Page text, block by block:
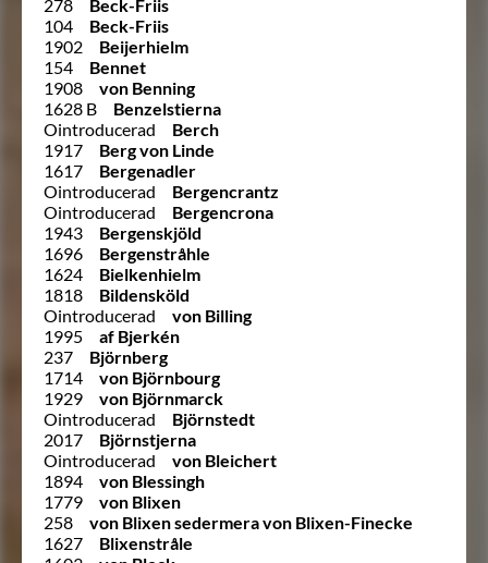
278
Beck-Friis
104
Beck-Friis
1902
Beijerhielm
154
Bennet
1908
von Benning
1628 B
Benzelstierna
Ointroducerad
Berch
1917
Berg von Linde
1617
Bergenadler
Ointroducerad
Bergencrantz
Ointroducerad
Bergencrona
1943
Bergenskjöld
1696
Bergenstråhle
1624
Bielkenhielm
1818
Bildensköld
Ointroducerad
von Billing
1995
af Bjerkén
237
Björnberg
1714
von Björnbourg
1929
von Björnmarck
Ointroducerad
Björnstedt
2017
Björnstjerna
Ointroducerad
von Bleichert
1894
von Blessingh
1779
von Blixen
258
von Blixen sedermera von Blixen-Finecke
1627
Blixenstråle